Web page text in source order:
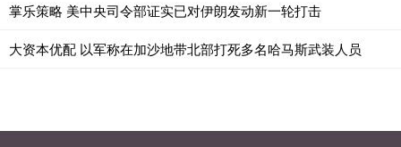
掌乐策略 美中央司令部证实已对伊朗发动新一轮打击
大资本优配 以军称在加沙地带北部打死多名哈马斯武装人员